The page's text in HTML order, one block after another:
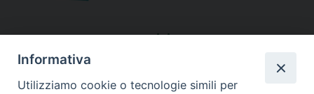
seguici su
Informativa
Utilizziamo cookie o tecnologie simili per